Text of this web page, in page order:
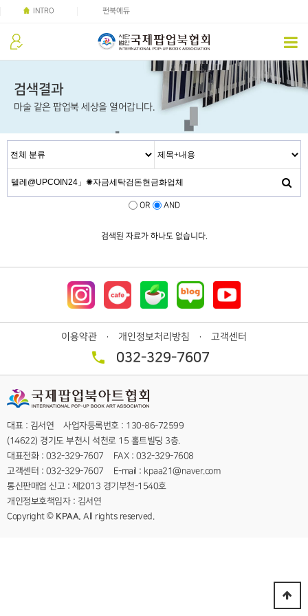
INTRO 펀북에듀
검색결과
마술 같은 팝업북 세상을 열어갑니다.
OR AND
검색된 자료가 하나도 없습니다.
이용약관 ㆍ 개인정보처리방침 ㆍ 고객센터
032-329-7607
대표 : 김서연 사업자등록번호 : 130-86-72599
(14622) 경기도 부천시 석천로 15 홀트빌딩 3층.
대표전화 : 032-329-7607 FAX : 032-329-7608
고객센터 : 032-329-7607 E-mail : kpaa21@naver.com
통신판매업 신고 : 제2013 경기부천-1540호
개인정보호책임자 : 김서연
Copyright © KPAA. All rights reserved.